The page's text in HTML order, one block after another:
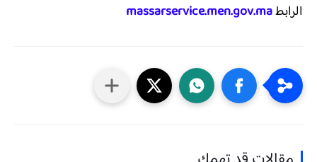
الرابطmassarservice.men.gov.ma